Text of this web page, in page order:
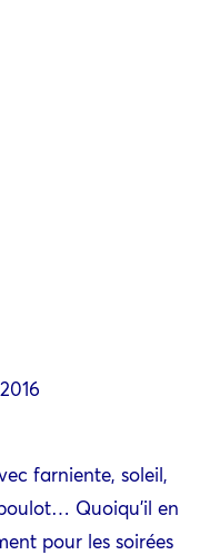
farniente, soleil,
Quoiqu’il en
pour les soirées